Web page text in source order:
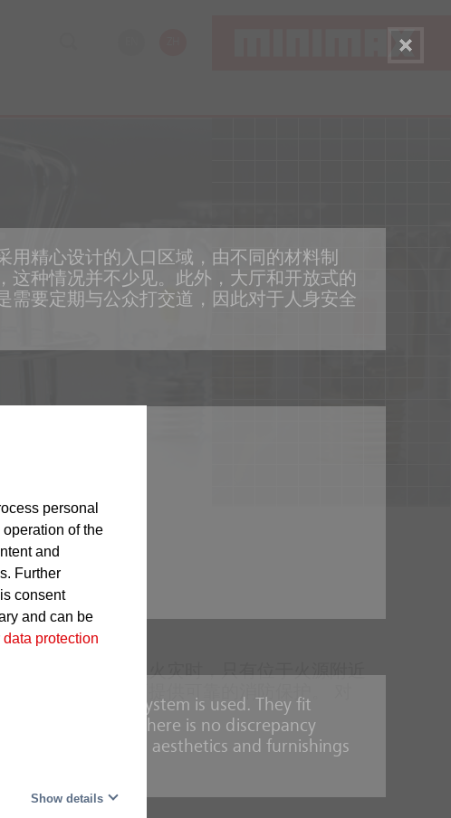
personal
of the
and
Further
consent
and can be
data protection
Show details
常高效：在发生火灾时，只有位于火源附近
为建筑物和工厂提供可靠的消防保护。 对
精心设计的入口区域，由不同的材料制
这种情况并不少见。此外，大厅和开放式的
需要定期与公众打交道，因此对于人身安全
when a sprinkler system is used. They fit
pattern. Thus there is no discrepancy
for discerning aesthetics and furnishings